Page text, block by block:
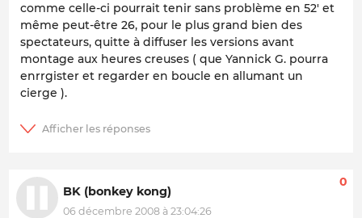
comme celle-ci pourrait tenir sans problème en 52' et
même peut-être 26, pour le plus grand bien des
spectateurs, quitte à diffuser les versions avant
montage aux heures creuses ( que Yannick G. pourra
enrrgister et regarder en boucle en allumant un
cierge ).
BK (bonkey kong)
06 décembre 2008 à 23:04:26
0